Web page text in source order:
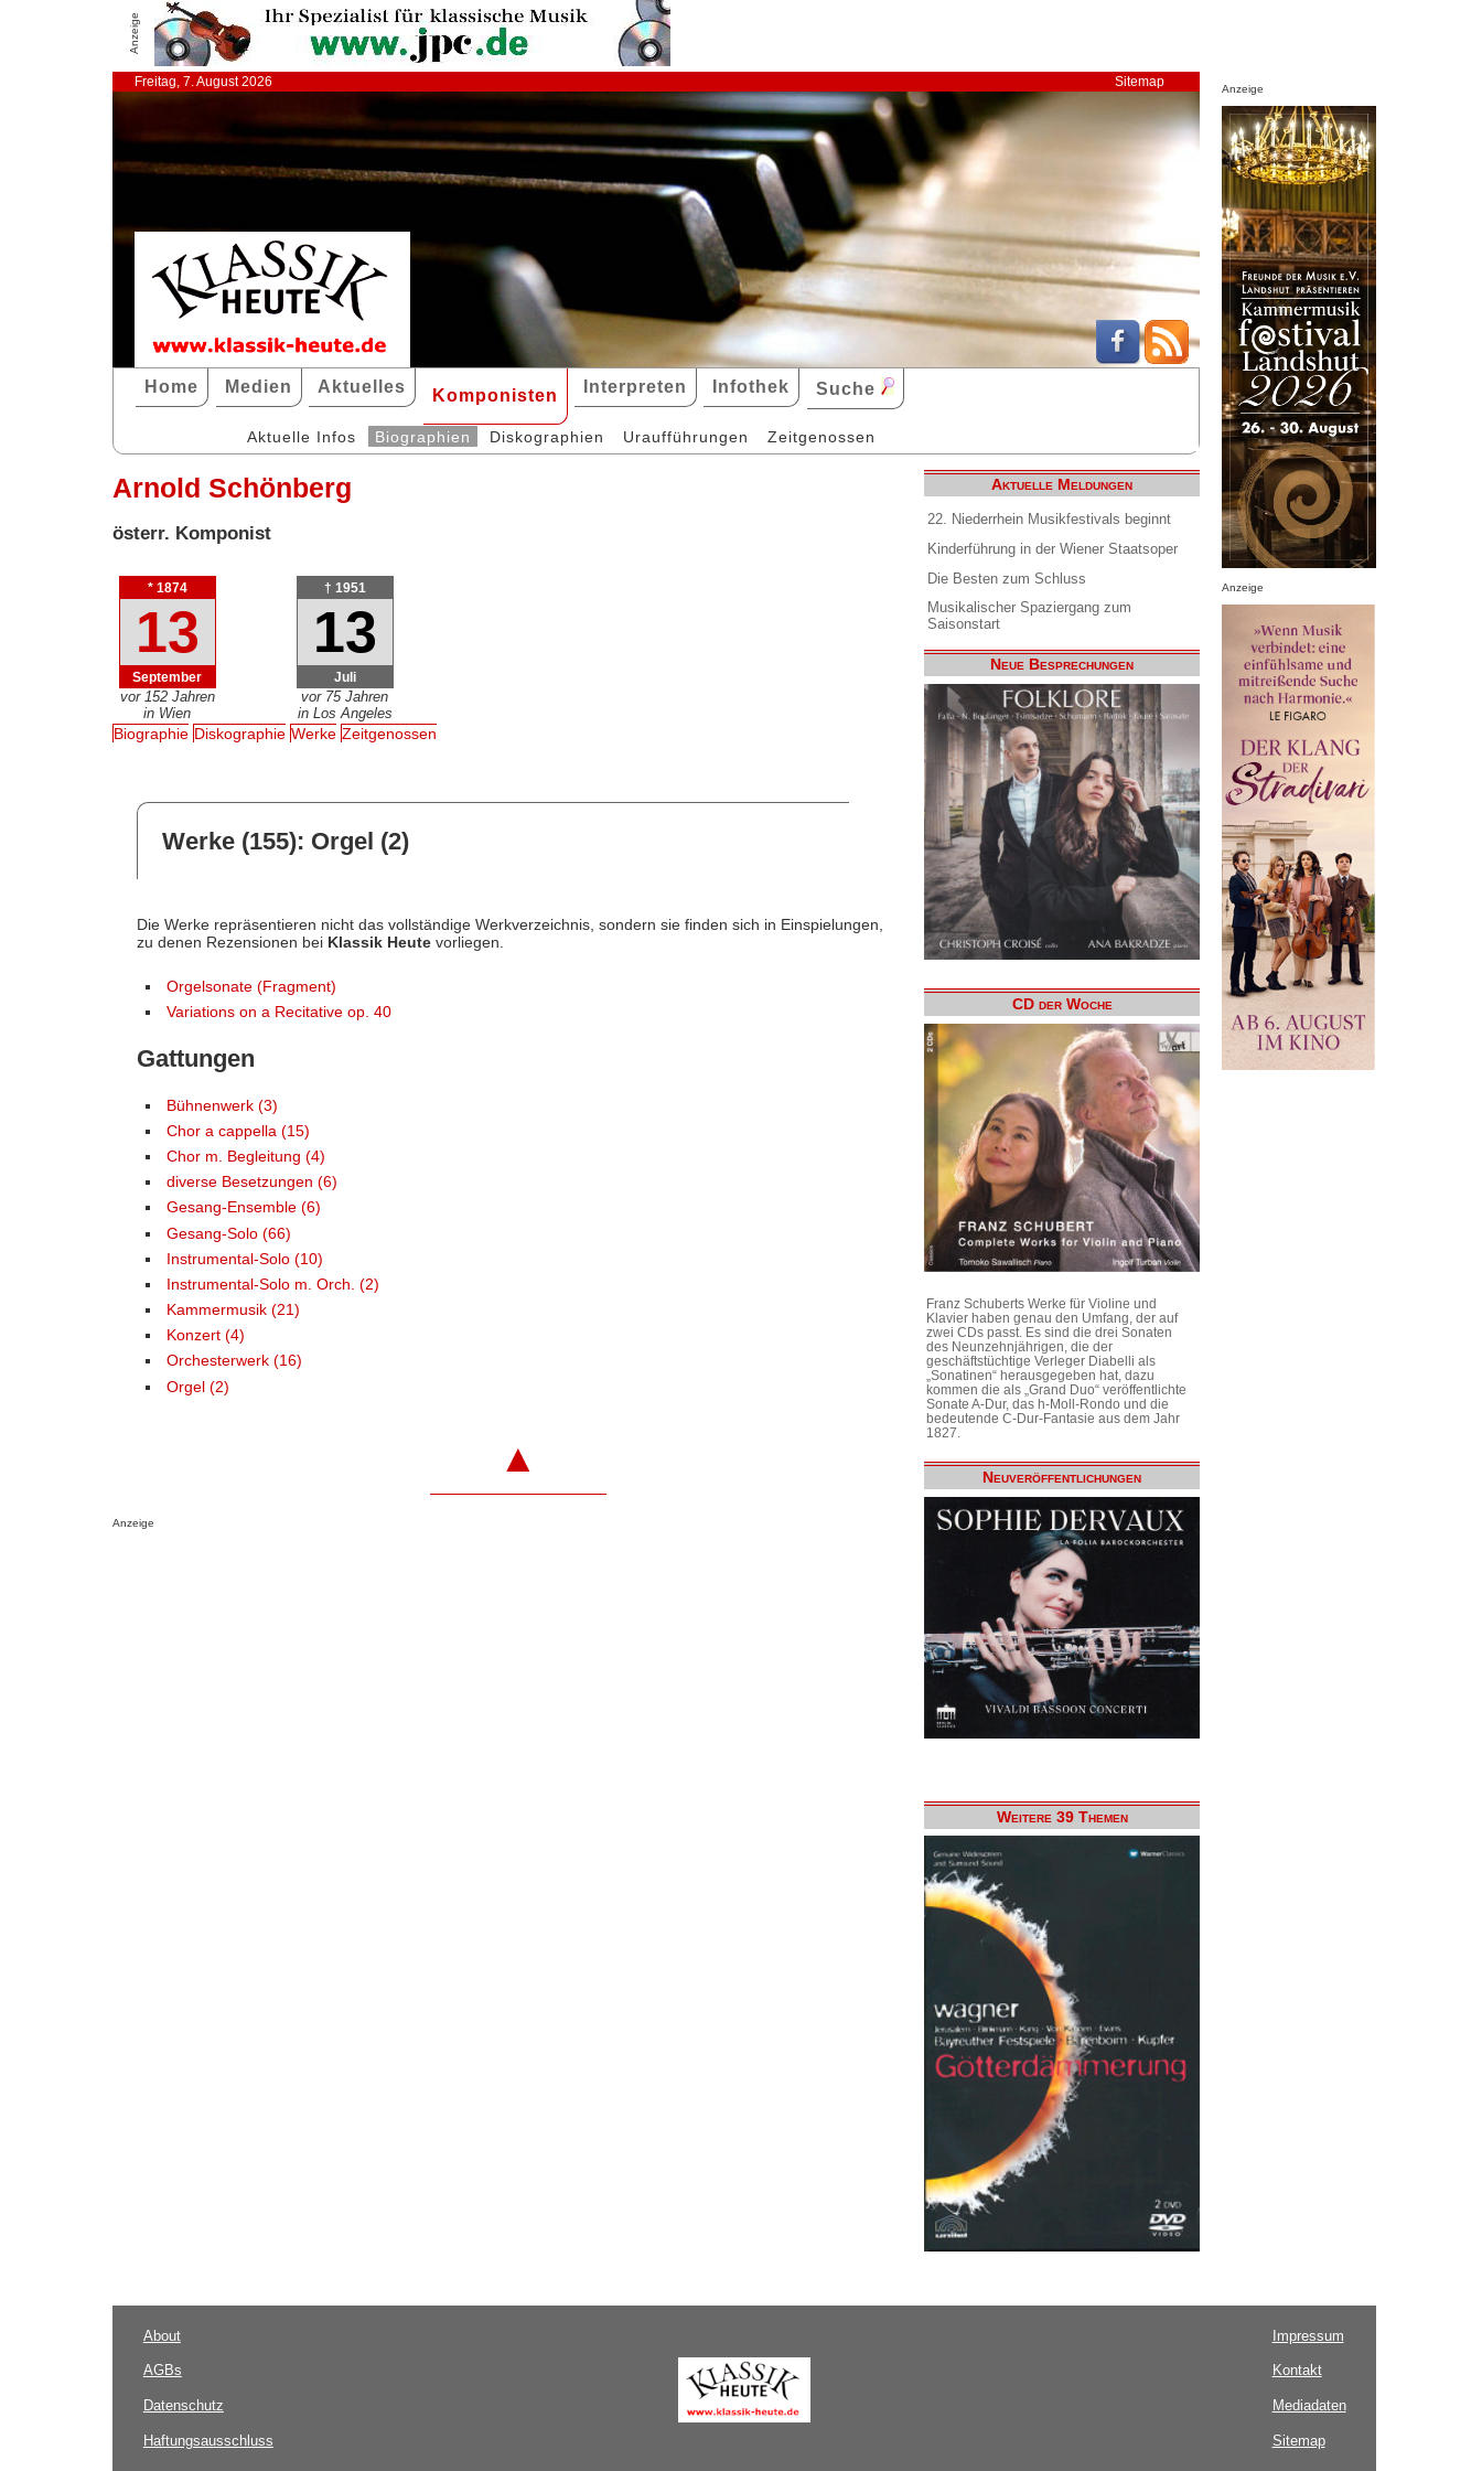
Anzeige
Freitag, 7. August 2026 Sitemap
Home Medien Aktuelles Komponisten Interpreten Infothek Suche
Aktuelle Infos Biographien Diskographien Uraufführungen Zeitgenossen
Arnold Schönberg
österr. Komponist
* 1874
13
September
vor 152 Jahren
in Wien
† 1951
13
Juli
vor 75 Jahren
in Los Angeles
Biographie Diskographie Werke Zeitgenossen
Werke (155): Orgel (2)
Die Werke repräsentieren nicht das vollständige Werkverzeichnis, sondern sie finden sich in Einspielungen,
zu denen Rezensionen bei Klassik Heutevorliegen.
Orgelsonate (Fragment)
Variations on a Recitative op. 40
Gattungen
Bühnenwerk (3)
Chor a cappella (15)
Chor m. Begleitung (4)
diverse Besetzungen (6)
Gesang-Ensemble (6)
Gesang-Solo (66)
Instrumental-Solo (10)
Instrumental-Solo m. Orch. (2)
Kammermusik (21)
Konzert (4)
Orchesterwerk (16)
Orgel (2)
▲
Anzeige
Aktuelle Meldungen
22. Niederrhein Musikfestivals beginnt
Kinderführung in der Wiener Staatsoper
Die Besten zum Schluss
Musikalischer Spaziergang zum
Saisonstart
Neue Besprechungen
CD der Woche
Franz Schuberts Werke für Violine und
Klavier haben genau den Umfang, der auf
zwei CDs passt. Es sind die drei Sonaten
des Neunzehnjährigen, die der
geschäftstüchtige Verleger Diabelli als
„Sonatinen“ herausgegeben hat, dazu
kommen die als „Grand Duo“ veröffentlichte
Sonate A-Dur, das h-Moll-Rondo und die
bedeutende C-Dur-Fantasie aus dem Jahr
1827.
Neuveröffentlichungen
Weitere 39 Themen
Anzeige
Anzeige
About
AGBs
Datenschutz
Haftungsausschluss
Impressum
Kontakt
Mediadaten
Sitemap